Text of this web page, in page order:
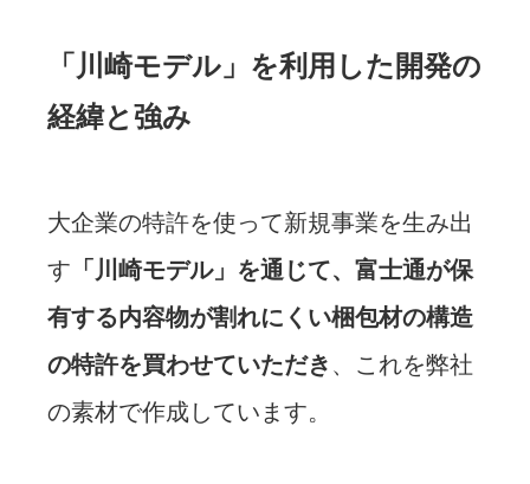
「川崎モデル」を利用した開発の
経緯と強み
大企業の特許を使って新規事業を生み出
す 「川崎モデル」を通じて、富士通が保
有する内容物が割れにくい梱包材の構造
の特許を買わせていただき 、これを弊社
の素材で作成しています。